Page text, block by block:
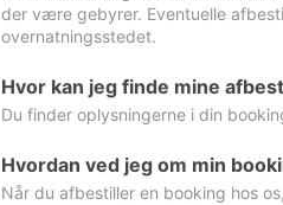
der være gebyrer. Eventuelle
overnatningsstedet.
Hvor kan jeg finde mine
Du finder oplysningerne i din
Hvordan ved jeg om min
Når du afbestiller en booking hos